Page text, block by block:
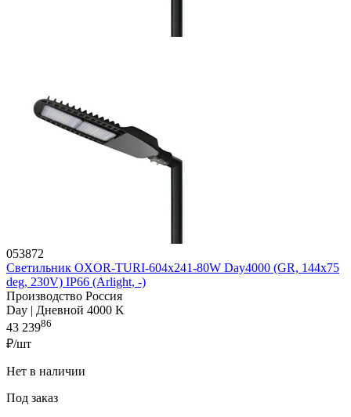
053872
Светильник OXOR-TURI-604х241-80W Day4000 (GR, 144x75
deg, 230V) IP66 (Arlight, -)
Производство Россия
Day | Дневной 4000 K
43 23986
₽/шт
Нет в наличии
Под заказ